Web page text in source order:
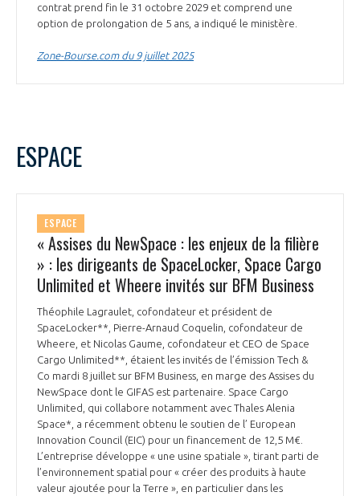
INNOVATION
contrat prend fin le 31 octobre 2029 et comprend une
option de prolongation de 5 ans, a indiqué le ministère.
Zone-Bourse.com du 9 juillet 2025
ESPACE
ESPACE
« Assises du NewSpace : les enjeux de la filière
» : les dirigeants de SpaceLocker, Space Cargo
Unlimited et Wheere invités sur BFM Business
Théophile Lagraulet, cofondateur et président de
SpaceLocker**, Pierre-Arnaud Coquelin, cofondateur de
Wheere, et Nicolas Gaume, cofondateur et CEO de Space
Cargo Unlimited**, étaient les invités de l’émission Tech &
Co mardi 8 juillet sur BFM Business, en marge des Assises du
NewSpace dont le GIFAS est partenaire. Space Cargo
Unlimited, qui collabore notamment avec Thales Alenia
Space*, a récemment obtenu le soutien de l’ European
Innovation Council (EIC) pour un financement de 12,5 M€.
L’entreprise développe « une usine spatiale », tirant parti de
l’environnement spatial pour « créer des produits à haute
valeur ajoutée pour la Terre », en particulier dans les